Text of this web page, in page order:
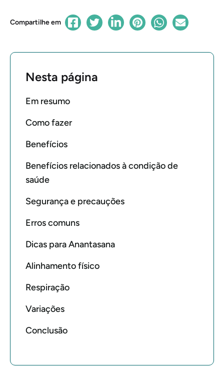
Compartilhe em
Nesta página
Em resumo
Como fazer
Benefícios
Benefícios relacionados à condição de
saúde
Segurança e precauções
Erros comuns
Dicas para Anantasana
Alinhamento físico
Respiração
Variações
Conclusão